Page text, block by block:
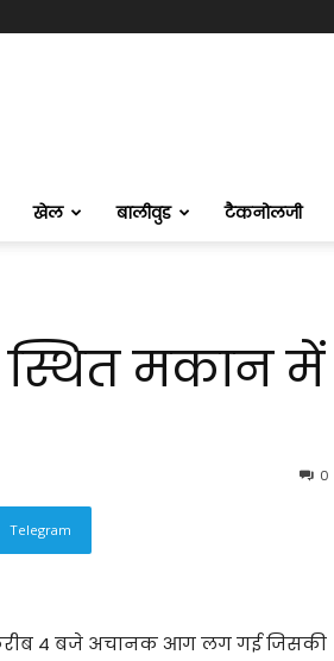
खेल बालीवुड टैकनोलजी
स्थित मकान में
0
Telegram
4 बजे अचानक आग लग गई जिसकी